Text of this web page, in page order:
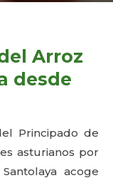
Arroz
desde
Principado de
asturianos por
acoge